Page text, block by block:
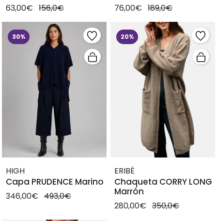
63,00€ 156,0€ 76,00€ 189,0€
30%
HIGH
Capa PRUDENCE Marino
346,00€ 493,0€
20%
ERIBÉ
Chaqueta CORRY LONG
Marrón
280,00€ 350,0€